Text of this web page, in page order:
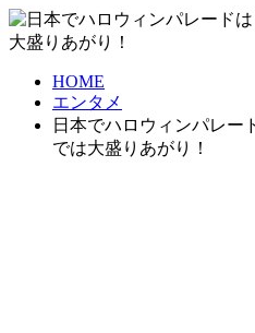
HOME
エンタメ
日本でハロウィンパレ
では大盛りあがり！